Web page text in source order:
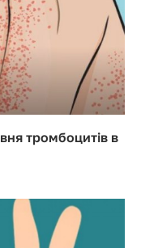
тромбоцитів в